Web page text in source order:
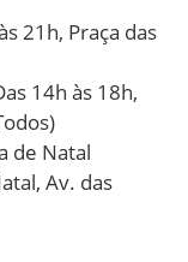
21h, Praça das
14h às 18h,
de Natal
Av. das